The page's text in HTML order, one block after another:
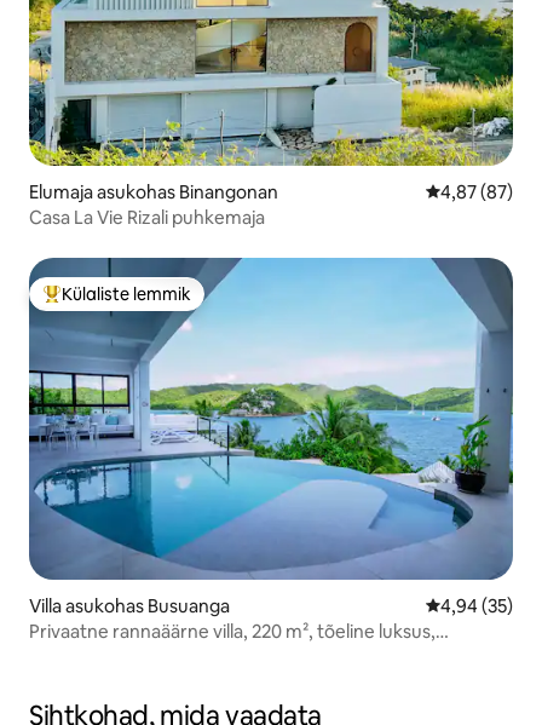
Elumaja asukohas Binangonan Keskmine
4,87 (87)
Casa La Vie Rizali puhkemaja
Külaliste suur lemmik
Külaliste lemmik
Villa asukohas Busuanga Keskmine
4,94 (35)
Privaatne rannaäärne villa, 220 m², tõeline luksus,
Sihtkohad, mida vaadata